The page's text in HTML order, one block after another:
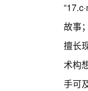
故事
擅长
术构
手可